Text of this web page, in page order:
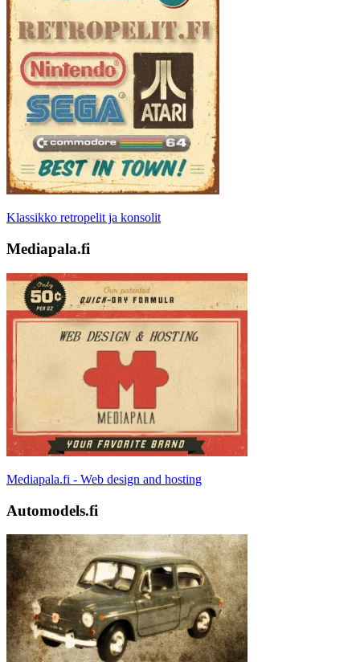
Klassikko retropelit ja konsolit
Mediapala.fi
Mediapala.fi - Web design and hosting
Automodels.fi